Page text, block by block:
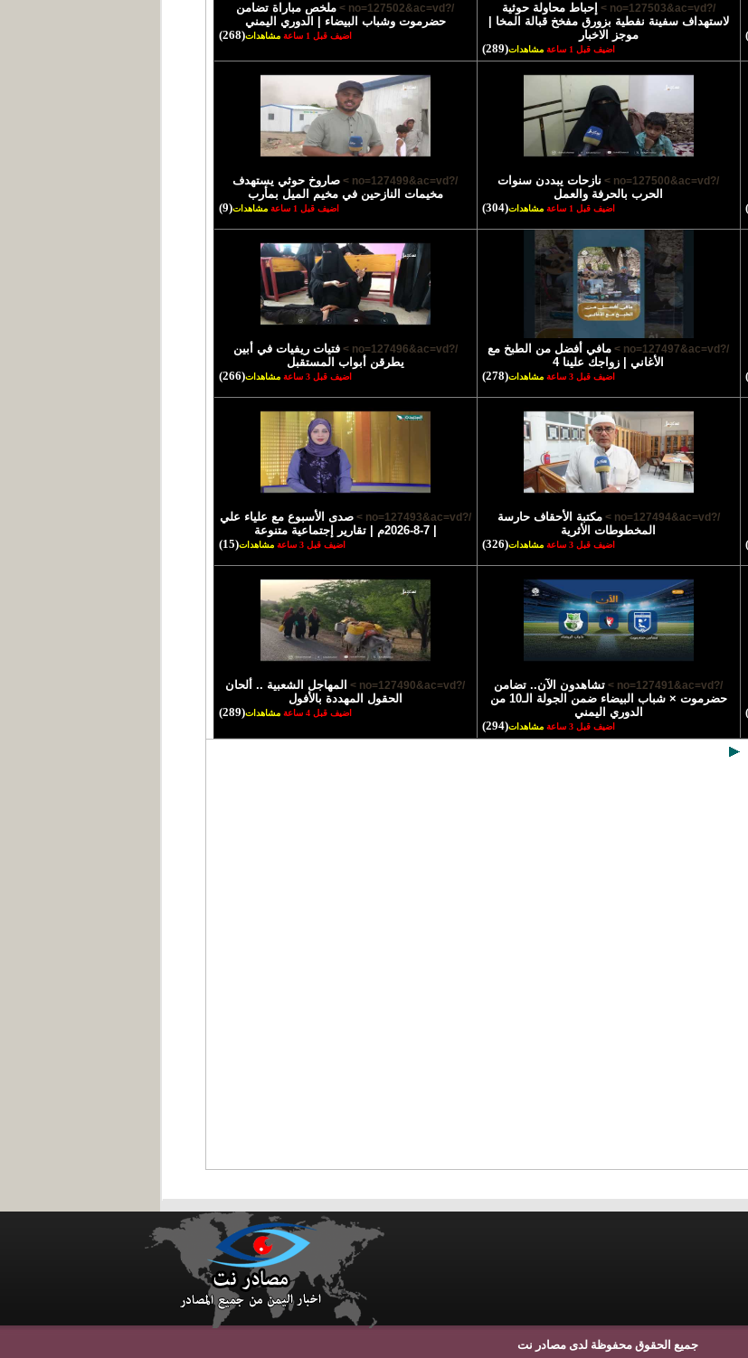
/?no=127503&ac=vd >
إحباط محاولة حوثية
لاستهداف سفينة نفطية بزورق مفخخ قبالة المخا |
موجز الاخبار
اضيف قبل 1 ساعة مشاهدات(289)
/?no=127502&ac=vd >
ملخص مباراة تضامن
حضرموت وشباب البيضاء | الدوري اليمني
اضيف قبل 1 ساعة مشاهدات(268)
/?no=127500&ac=vd >
نازحات يبددن سنوات
الحرب بالحرفة والعمل
اضيف قبل 1 ساعة مشاهدات(304)
/?no=127499&ac=vd >
صاروخ حوثي يستهدف
مخيمات النازحين في مخيم الميل بمأرب
اضيف قبل 1 ساعة مشاهدات(9)
/?no=127497&ac=vd >
مافي أفضل من الطبخ مع
الأغاني | زواجك علينا 4
اضيف قبل 3 ساعة مشاهدات(278)
/?no=127496&ac=vd >
فتيات ريفيات في أبين
يطرقن أبواب المستقبل
اضيف قبل 3 ساعة مشاهدات(266)
/?no=127494&ac=vd >
مكتبة الأحقاف حارسة
المخطوطات الأثرية
اضيف قبل 3 ساعة مشاهدات(326)
/?no=127493&ac=vd >
صدى الأسبوع مع علياء علي
| 7-8-2026م | تقارير إجتماعية متنوعة
اضيف قبل 3 ساعة مشاهدات(15)
/?no=127491&ac=vd >
تشاهدون الآن.. تضامن
حضرموت × شباب البيضاء ضمن الجولة الـ10 من
الدوري اليمني
اضيف قبل 3 ساعة مشاهدات(294)
/?no=127490&ac=vd >
المهاجل الشعبية .. ألحان
الحقول المهددة بالأفول
اضيف قبل 4 ساعة مشاهدات(289)
جميع الحقوق محفوظة لدى مصادر نت